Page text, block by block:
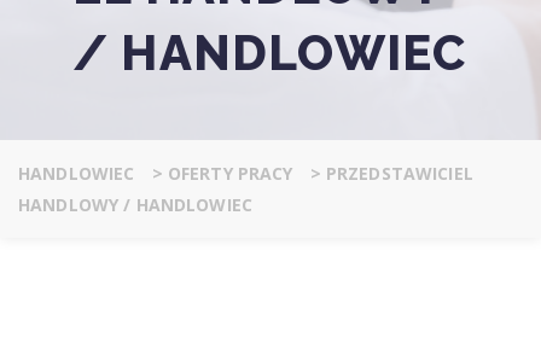
/ HANDLOWIEC
HANDLOWIEC > OFERTY PRACY > PRZEDSTAWICIEL
HANDLOWY / HANDLOWIEC